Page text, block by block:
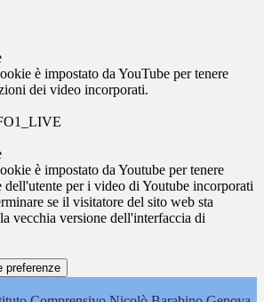
è impostato da YouTube per tenere
dei video incorporati.
è impostato da Youtube per tenere
dell'utente per i video di Youtube incorporati
se il visitatore del sito web sta
vecchia versione dell'interfaccia di
preferenze